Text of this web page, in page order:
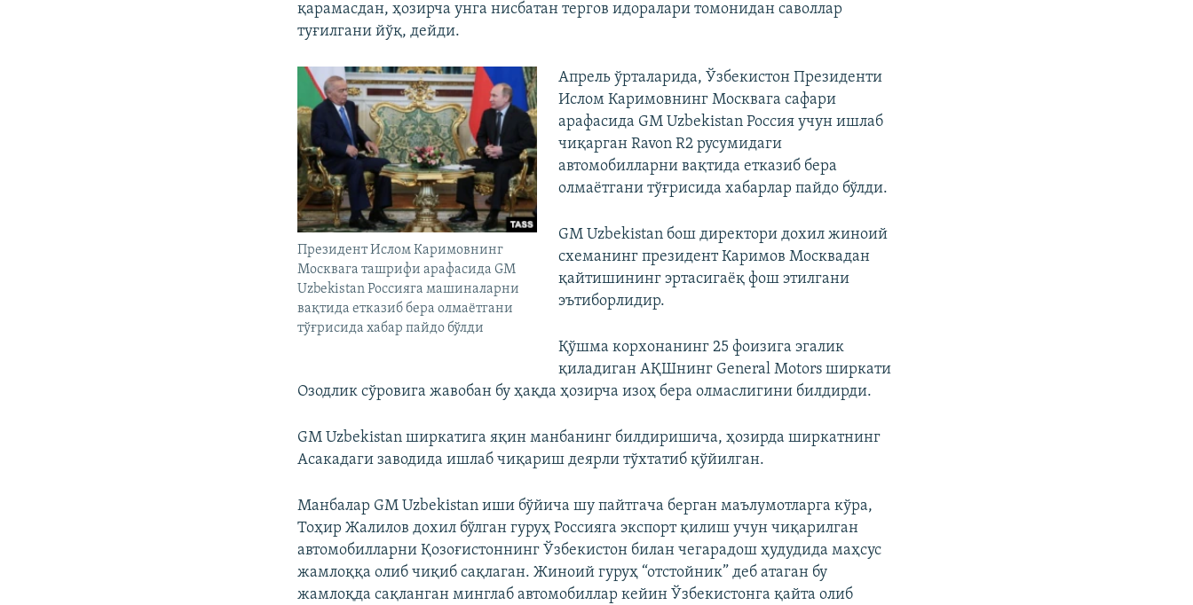
қарамасдан, ҳозирча унга нисбатан тергов идоралари томонидан саволлар
туғилгани йўқ, дейди.
Президент Ислом Каримовнинг
Москвага ташрифи арафасида GM
Uzbekistan Россияга машиналарни
вақтида етказиб бера олмаётгани
тўғрисида хабар пайдо бўлди
Апрель ўрталарида, Ўзбекистон Президенти
Ислом Каримовнинг Москвага сафари
арафасида GM Uzbekistan Россия учун ишлаб
чиқарган Ravon R2 русумидаги
автомобилларни вақтида етказиб бера
олмаётгани тўғрисида хабарлар пайдо бўлди.
GM Uzbekistan бош директори дохил жиноий
схеманинг президент Каримов Москвадан
қайтишининг эртасигаёқ фош этилгани
эътиборлидир.
Қўшма корхонанинг 25 фоизига эгалик
қиладиган АҚШнинг General Motors ширкати
Озодлик сўровига жавобан бу ҳақда ҳозирча изоҳ бера олмаслигини билдирди.
GM Uzbekistan ширкатига яқин манбанинг билдиришича, ҳозирда ширкатнинг
Асакадаги заводида ишлаб чиқариш деярли тўхтатиб қўйилган.
Манбалар GM Uzbekistan иши бўйича шу пайтгача берган маълумотларга кўра,
Тоҳир Жалилов дохил бўлган гуруҳ Россияга экспорт қилиш учун чиқарилган
автомобилларни Қозоғистоннинг Ўзбекистон билан чегарадош ҳудудида маҳсус
жамлоққа олиб чиқиб сақлаган. Жиноий гуруҳ “отстойник” деб атаган бу
жамлоқда сақланган минглаб автомобиллар кейин Ўзбекистонга қайта олиб